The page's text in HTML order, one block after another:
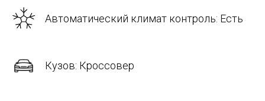
Автоматический климат контроль: Есть
Кузов: Кроссовер